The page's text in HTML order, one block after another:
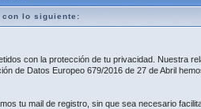
con lo siguiente:
con la protección de tu privacidad. Nuestra
de Datos Europeo 679/2016 de 27 de Abril
tu mail de registro, sin que sea necesario